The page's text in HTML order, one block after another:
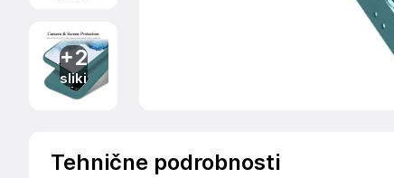
+2
sliki
Tehnične podrobnosti